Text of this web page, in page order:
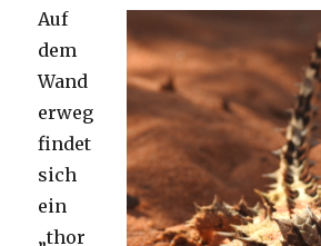
Auf
dem
Wand
erweg
findet
sich
ein
„thor